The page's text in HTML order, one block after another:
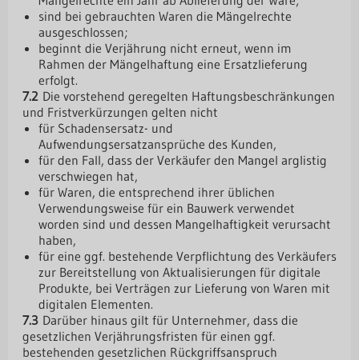
sind bei gebrauchten Waren die Mängelrechte
ausgeschlossen;
beginnt die Verjährung nicht erneut, wenn im
Rahmen der Mängelhaftung eine Ersatzlieferung
erfolgt.
7.2Die vorstehend geregelten Haftungsbeschränkungen
und Fristverkürzungen gelten nicht
für Schadensersatz- und
Aufwendungsersatzansprüche des Kunden,
für den Fall, dass der Verkäufer den Mangel arglistig
verschwiegen hat,
für Waren, die entsprechend ihrer üblichen
Verwendungsweise für ein Bauwerk verwendet
worden sind und dessen Mangelhaftigkeit verursacht
haben,
für eine ggf. bestehende Verpflichtung des Verkäufers
zur Bereitstellung von Aktualisierungen für digitale
Produkte, bei Verträgen zur Lieferung von Waren mit
digitalen Elementen.
7.3Darüber hinaus gilt für Unternehmer, dass die
gesetzlichen Verjährungsfristen für einen ggf.
bestehenden gesetzlichen Rückgriffsanspruch